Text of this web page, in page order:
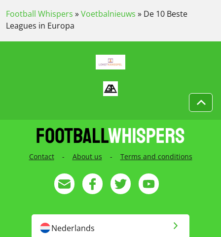
Football Whispers »Voetbalnieuws » De 10 Beste
Leagues in Europa
Contact - About us - Terms and conditions
Nederlands